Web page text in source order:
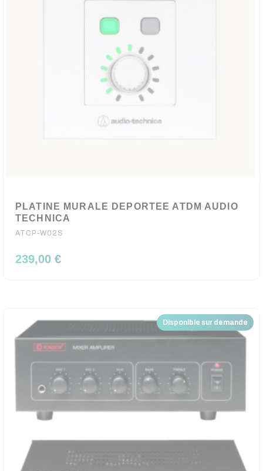
PLATINE MURALE DEPORTEE ATDM AUDIO
TECHNICA
ATCP-W02S
239,00 €
Disponible sur demande